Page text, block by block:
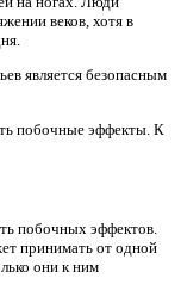
веков, хотя в
является безопасным
побочные эффекты. К
побочных эффектов.
принимать от одной
они к ним